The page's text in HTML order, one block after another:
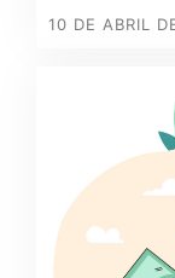
10 DE ABRIL